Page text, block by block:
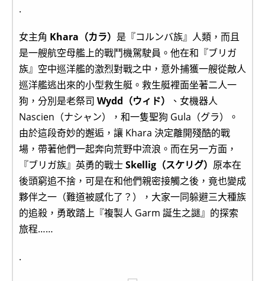
.
女主角 Khara（カラ） 是『コルンバ族』人類，而且
是一艘航空母艦上的戰鬥機駕駛員。他在和『ブリガ
族』空中巡洋艦的激烈對戰之中，意外捕獲一艘從敵人
巡洋艦逃出來的小型救生艇。救生艇裡面坐著二人一
狗，分別是老祭司 Wydd（ウィド）
、女機器人
Nascien（ナシャン），和一隻聖狗 Gula（グラ）。
由於這段奇妙的邂逅，讓 Khara 決定離開殘酷的戰
場，帶著他們一起奔向荒野中流浪。而在另一方面，
『ブリガ族』英勇的戰士Skellig（スケリグ） 原本在
後頭窮追不捨，可是在和他們親密接觸之後，竟也變成
夥伴之一（難道被感化了？），大家一同躲避三大種族
的追殺，勇敢踏上『複製人 Garm 誕生之謎』的探索
旅程……
.